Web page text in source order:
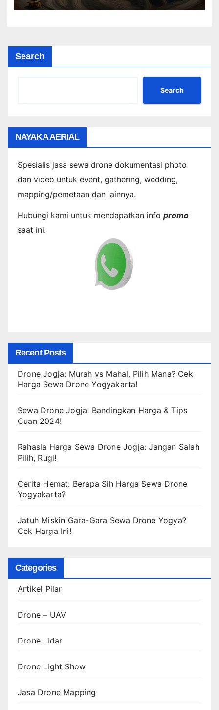
Search
Search
NAYAKA AERIAL
Spesialis jasa sewa drone dokumentasi photo
dan video untuk event, gathering, wedding,
mapping/pemetaan dan lainnya.
Hubungi kami untuk mendapatkan info promo
saat ini.
Recent Posts
Drone Jogja: Murah vs Mahal, Pilih Mana? Cek
Harga Sewa Drone Yogyakarta!
Sewa Drone Jogja: Bandingkan Harga & Tips
Cuan 2024!
Rahasia Harga Sewa Drone Jogja: Jangan Salah
Pilih, Rugi!
Cerita Hemat: Berapa Sih Harga Sewa Drone
Yogyakarta?
Jatuh Miskin Gara-Gara Sewa Drone Yogya?
Cek Harga Ini!
Categories
Artikel Pilar
Drone – UAV
Drone Lidar
Drone Light Show
Jasa Drone Mapping